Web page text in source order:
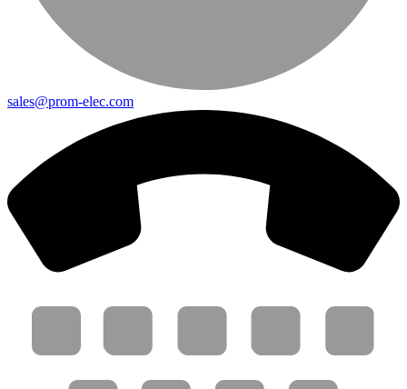
sales@prom-elec.com